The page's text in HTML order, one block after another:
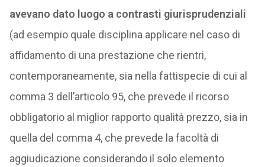
avevano dato luogo a contrasti giurisprudenziali
(ad esempio quale disciplina applicare nel caso di
affidamento di una prestazione che rientri,
contemporaneamente, sia nella fattispecie di cui al
comma 3 dell’articolo 95, che prevede il ricorso
obbligatorio al miglior rapporto qualità prezzo, sia in
quella del comma 4, che prevede la facoltà di
aggiudicazione considerando il solo elemento